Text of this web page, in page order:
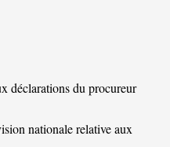
déclarations du procureur
nationale relative aux